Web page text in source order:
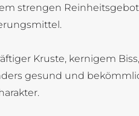
Qualität und Frische
strengen
Kruste, kernigem Biss,
gesund und